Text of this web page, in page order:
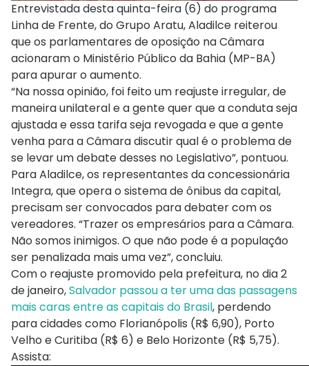
Entrevistada desta quinta-feira (6) do programa
Linha de Frente, do Grupo Aratu, Aladilce reiterou
que os parlamentares de oposição na Câmara
acionaram o Ministério Público da Bahia (MP-BA)
para apurar o aumento.
“Na nossa opinião, foi feito um reajuste irregular, de
maneira unilateral e a gente quer que a conduta seja
ajustada e essa tarifa seja revogada e que a gente
venha para a Câmara discutir qual é o problema de
se levar um debate desses no Legislativo”, pontuou.
Para Aladilce, os representantes da concessionária
Integra, que opera o sistema de ônibus da capital,
precisam ser convocados para debater com os
vereadores. “Trazer os empresários para a Câmara.
Não somos inimigos. O que não pode é a população
ser penalizada mais uma vez”, concluiu.
Com o reajuste promovido pela prefeitura, no dia 2
de janeiro,Salvador passou a ter uma das passagens
mais caras entre as capitais do Brasil, perdendo
para cidades como Florianópolis (R$ 6,90), Porto
Velho e Curitiba (R$ 6) e Belo Horizonte (R$ 5,75).
Assista: